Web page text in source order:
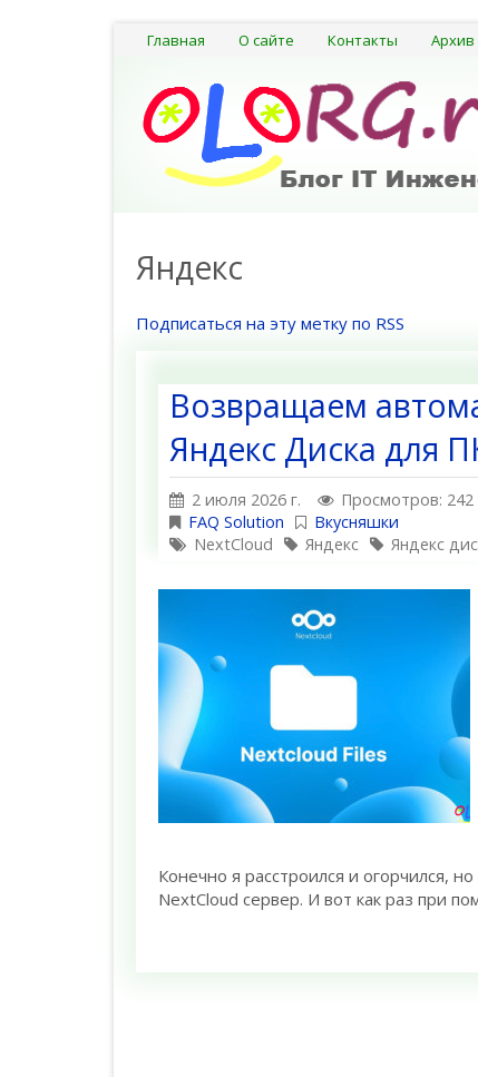
Главная О сайте Контакты Архив
Яндекс
Подписаться на эту метку по RSS
Возвращаем
Яндекс Диска для
2 июля 2026 г. Просмотров: 242
FAQ Solution
Вкусняшки
NextCloud
Яндекс Яндекс
Конечно я расстроился и огорчился,
NextCloud сервер. И вот как раз при